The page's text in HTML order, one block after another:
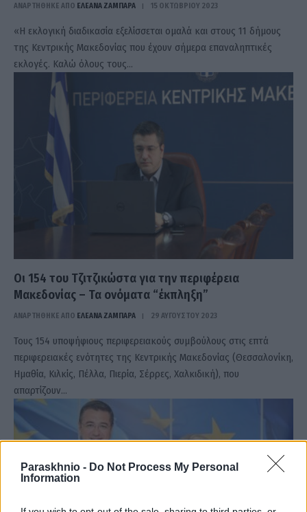
Paraskhnio - Do Not Process My Personal
Information
ΑΝΑΡΤΗΘΗΚΕ ΑΠΟ ΕΛΕΑΝΑ ΖΑΜΠΑΡΑ 15 ΟΚΤΩΒΡΊΟΥ 2023
«Η εκλογική διαδικασία εξελίσσεται ομαλά και στους 11 δήμους
της Κεντρικής Μακεδονίας που έχουν σήμερα επαναληπτικές
εκλογές. Καλώ όλους τους…
Οι 154 του Τζιτζικώστα για την περιφέρεια
Μακεδονίας – Τα ονόματα “έκπληξη”
ΑΝΑΡΤΗΘΗΚΕ ΑΠΟ ΕΛΕΑΝΑ ΖΑΜΠΑΡΑ 29 ΑΥΓΟΎΣΤΟΥ 2023
Τους 154 υποψήφιους περιφερειακούς συμβούλους στις επτά
περιφερειακές ενότητες της Κεντρικής Μακεδονίας (Θεσσαλονίκη,
Ημαθία, Κιλκίς, Πέλλα, Πιερία, Σέρρες, Χαλκιδική), που
απαρτίζουν…